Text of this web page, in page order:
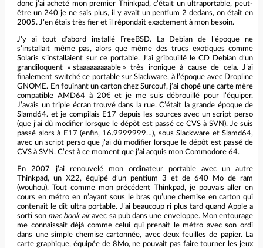
donc j’ai acheté mon premier Thinkpad, c’était un ultraportable, peut-
être un 240 je ne sais plus, il y avait un pentium 2 dedans, on était en
2005. J’en étais très fier et il répondait exactement à mon besoin.
J’y ai tout d’abord installé FreeBSD. La Debian de l’époque ne
s’installait même pas, alors que même des trucs exotiques comme
Solaris s’installaient sur ce portable. J’ai gribouillé le CD Debian d’un
grandiloquent « staaaaaaaaable » très ironique à cause de cela. J’ai
finalement switché ce portable sur Slackware, à l’époque avec Dropline
GNOME. En fouinant un carton chez Surcouf, j’ai chopé une carte mère
compatible AMD64 à 20€ et je me suis débrouillé pour l’équiper.
J’avais un triple écran trouvé dans la rue. C’était la grande époque de
Slamd64. et je compilais E17 depuis les sources avec un script perso
(que j’ai dû modifier lorsque le dépôt est passé ce CVS à SVN). Je suis
passé alors à E17 (enfin, 16.9999999…), sous Slackware et Slamd64,
avec un script perso que j’ai dû modifier lorsque le dépôt est passé de
CVS à SVN. C’est à ce moment que j’ai acquis mon Commodore 64.
En 2007 j’ai renouvelé mon ordinateur portable avec un autre
Thinkpad, un X22, équipé d’un pentium 3 et de 640 Mo de ram
(wouhou). Tout comme mon précédent Thinkpad, je pouvais aller en
cours en métro en n’ayant sous le bras qu’une chemise en carton qui
contenait le dit ultra portable. J’ai beaucoup ri plus tard quand Apple a
sorti son mac book airavec sa pub dans une enveloppe. Mon entourage
me connaissait déjà comme celui qui prenait le métro avec son ordi
dans une simple chemise cartonnée, avec deux feuilles de papier. La
carte graphique, équipée de 8Mo, ne pouvait pas faire tourner les jeux